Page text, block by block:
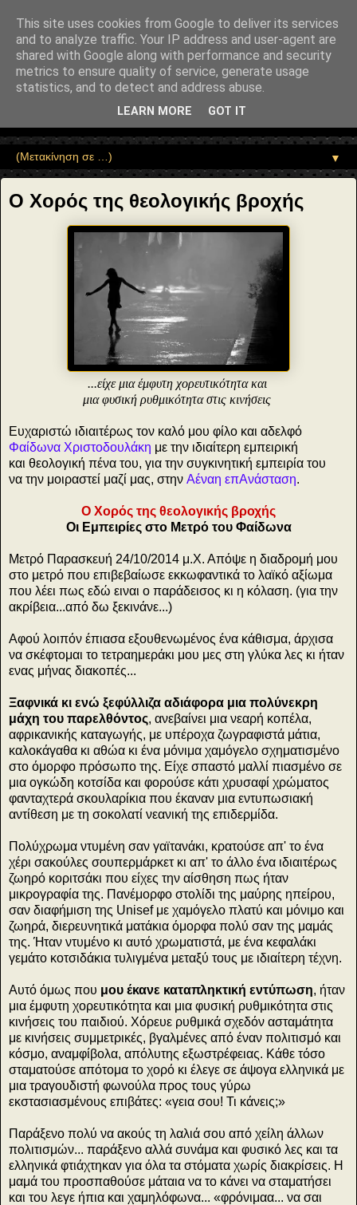
"potentialAction": { "@type": "ReadAction", "target":
"https://www.sophia-ntrekou.gr/2014/11/blog-post_45.html" } }
Αέναη επΑνάσταση
• Επιστήμη • Ψυχολογία • Λογοτεχνία • Τέχνες • Θεολογία •
Φιλοσοφία • Στοχασμοί... για τη μνήμη, τον άνθρωπο και το
▼
Ο Χορός της θεολογικής βροχής
...είχε μια έμφυτη χορευτικότητακαι
μια φυσική ρυθμικότητα στις κινήσεις
Ευχαριστώ ιδιαιτέρως τον καλό μου φίλο και αδελφό
Φαίδωνα Χριστοδουλάκη με την ιδιαίτερη εμπειρική
και θεολογική πένα του, για την συγκινητική εμπειρία του
να την μοιραστεί μαζί μας, στην Aέναη επΑνάσταση.
Ο Χορός της θεολογικής βροχής
Οι Εμπειρίες στο Μετρό του Φαίδωνα
Μετρό Παρασκευή 24/10/2014 μ.Χ. Απόψε η διαδρομή μου
στο μετρό που επιβεβαίωσε εκκωφαντικά το λαϊκό αξίωμα
που λέει πως εδώ ειναι ο παράδεισος κι η κόλαση. (για την
ακρίβεια...από δω ξεκινάνε...)
Αφού λοιπόν έπιασα εξουθενωμένος ένα κάθισμα, άρχισα
να σκέφτομαι το τετραημεράκι μου μες στη γλύκα λες κι ήταν
ενας μήνας διακοπές...
Ξαφνικά κι ενώ ξεφύλλιζα αδιάφορα μια πολύνεκρη
μάχη του παρελθόντος, ανεβαίνει μια νεαρή κοπέλα,
αφρικανικής καταγωγής, με υπέροχα ζωγραφιστά μάτια,
καλοκάγαθα κι αθώα κι ένα μόνιμα χαμόγελο σχηματισμένο
στο όμορφο πρόσωπο της. Είχε σπαστό μαλλί πιασμένο σε
μια ογκώδη κοτσίδα και φορούσε κάτι χρυσαφί χρώματος
φανταχτερά σκουλαρίκια που έκαναν μια εντυπωσιακή
αντίθεση με τη σοκολατί νεανική της επιδερμίδα.
Πολύχρωμα ντυμένη σαν γαϊτανάκι, κρατούσε απ' το ένα
χέρι σακούλες σουπερμάρκετ κι απ' το άλλο ένα ιδιαιτέρως
ζωηρό κοριτσάκι που είχες την αίσθηση πως ήταν
μικρογραφία της. Πανέμορφο στολίδι της μαύρης ηπείρου,
σαν διαφήμιση της Unisef με χαμόγελο πλατύ και μόνιμο και
ζωηρά, διερευνητικά ματάκια όμορφα πολύ σαν της μαμάς
της. Ήταν ντυμένο κι αυτό χρωματιστά, με ένα κεφαλάκι
γεμάτο κοτσιδάκια τυλιγμένα μεταξύ τους με ιδιαίτερη τέχνη.
Αυτό όμως που μου έκανε καταπληκτική εντύπωση, ήταν
μια έμφυτη χορευτικότητα και μια φυσική ρυθμικότητα στις
κινήσεις του παιδιού. Χόρευε ρυθμικά σχεδόν ασταμάτητα
με κινήσεις συμμετρικές, βγαλμένες από έναν πολιτισμό και
κόσμο, αναμφίβολα, απόλυτης εξωστρέφειας. Κάθε τόσο
σταματούσε απότομα το χορό κι έλεγε σε άψογα ελληνικά με
μια τραγουδιστή φωνούλα προς τους γύρω
εκστασιασμένους επιβάτες: «γεια σου! Τι κάνεις;»
Παράξενο πολύ να ακούς τη λαλιά σου από χείλη άλλων
πολιτισμών... παράξενο αλλά συνάμα και φυσικό λες και τα
ελληνικά φτιάχτηκαν για όλα τα στόματα χωρίς διακρίσεις. Η
μαμά του προσπαθούσε μάταια να το κάνει να σταματήσει
και του λεγε ήπια και χαμηλόφωνα... «φρόνιμαα... να σαι
This site uses cookies from Google to deliver its services
and to analyze traffic. Your IP address and user-agent are
shared with Google along with performance and security
metrics to ensure quality of service, generate usage
statistics, and to detect and address abuse.
LEARN MORE GOT IT